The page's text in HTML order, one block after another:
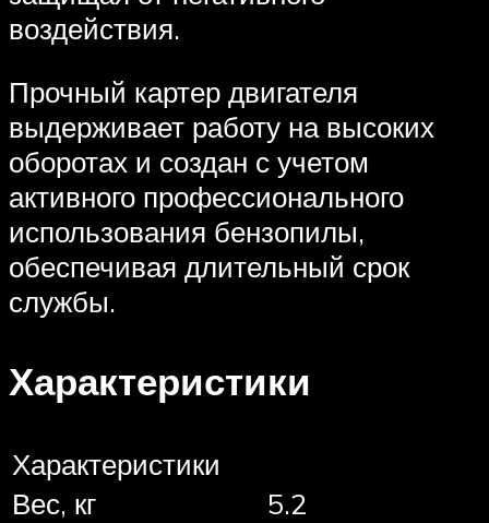
воздействия.
Прочный картер двигателя
выдерживает работу на высоких
оборотах и создан с учетом
активного профессионального
использования бензопилы,
обеспечивая длительный срок
службы.
Характеристики
Характеристики
Вес, кг
5.2